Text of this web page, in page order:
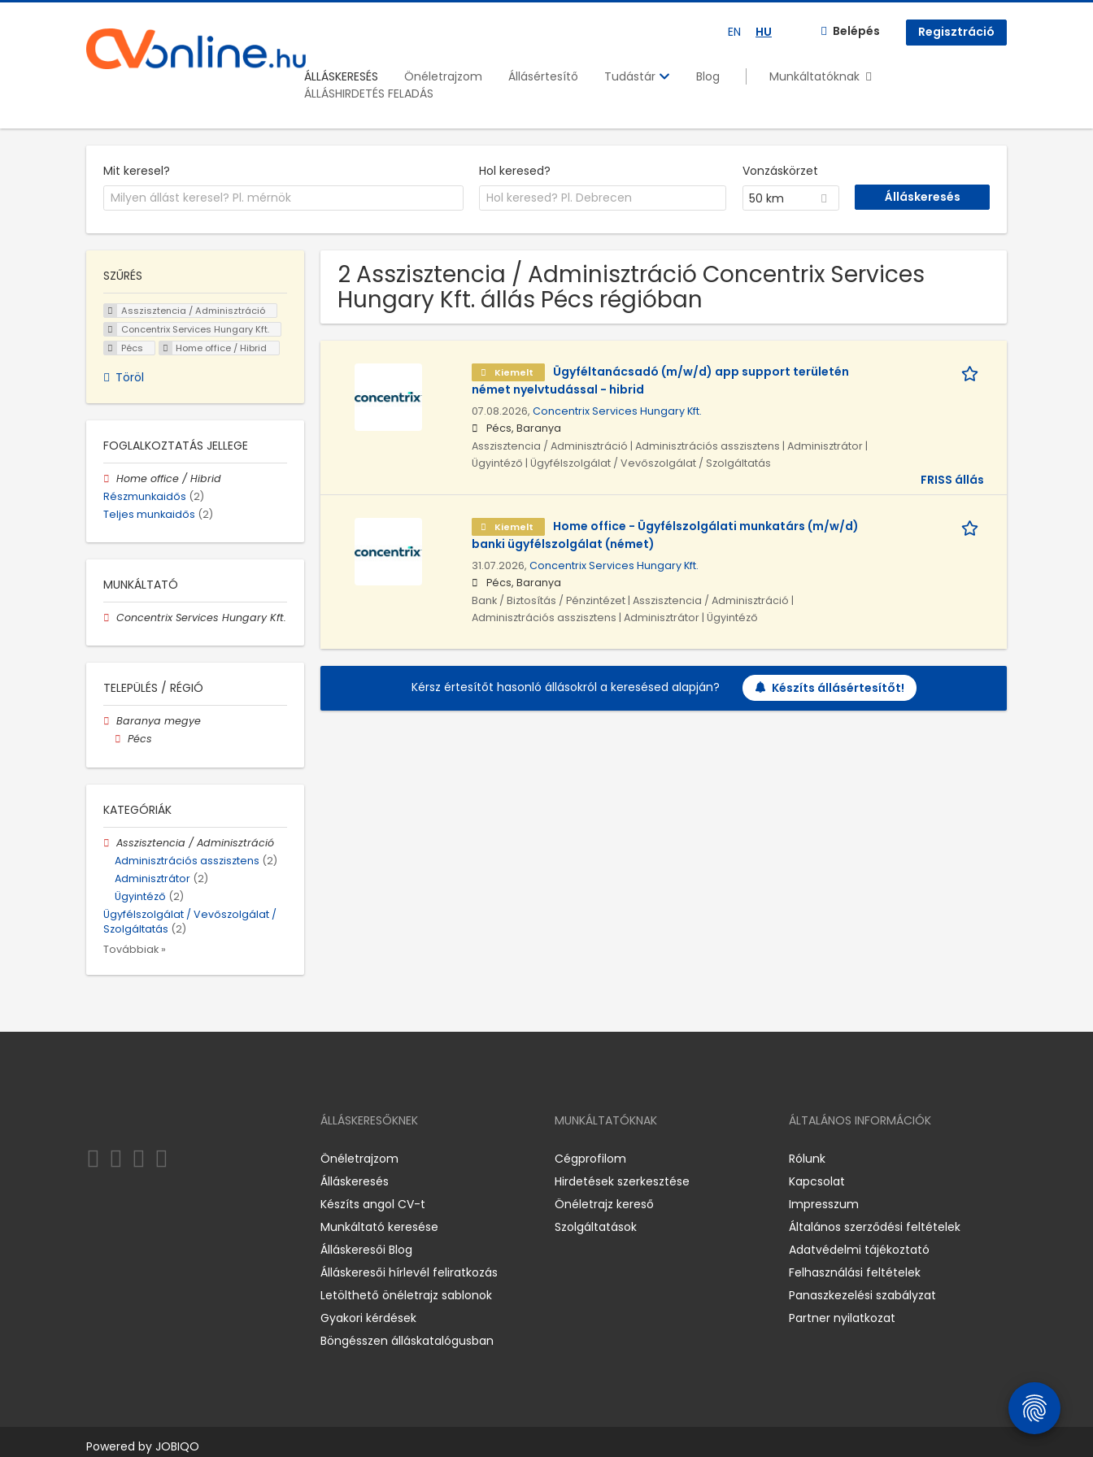
EN HU Belépés Regisztráció
ÁLLÁSKERESÉS Önéletrajzom Állásértesítő Tudástár Blog
Munkáltatóknak
ÁLLÁSHIRDETÉS FELADÁS
Mit keresel? Hol keresed?
Vonzáskörzet
50 km
2 Asszisztencia / Adminisztráció Concentrix Services
Hungary Kft. állás Pécs régióban
Kiemelt
Ügyféltanácsadó (m/w/d) app support területén
német nyelvtudással - hibrid
07.08.2026, Concentrix Services Hungary Kft.
Pécs, Baranya
Asszisztencia / Adminisztráció | Adminisztrációs asszisztens | Adminisztrátor |
Ügyintéző | Ügyfélszolgálat / Vevőszolgálat / Szolgáltatás
FRISS állás
Kiemelt
Home office - Ügyfélszolgálati munkatárs (m/w/d)
banki ügyfélszolgálat (német)
31.07.2026, Concentrix Services Hungary Kft.
Pécs, Baranya
Bank / Biztosítás / Pénzintézet | Asszisztencia / Adminisztráció |
Adminisztrációs asszisztens | Adminisztrátor | Ügyintéző
Kérsz értesítőt hasonló állásokról a keresésed alapján? Készíts állásértesítőt!
SZŰRÉS
Asszisztencia / Adminisztráció
Concentrix Services Hungary Kft.
Pécs
Home office / Hibrid
Töröl
FOGLALKOZTATÁS JELLEGE
Home office / Hibrid
Részmunkaidős (2)
Teljes munkaidős (2)
MUNKÁLTATÓ
Concentrix Services Hungary Kft.
TELEPÜLÉS / RÉGIÓ
Baranya megye
Pécs
KATEGÓRIÁK
Asszisztencia / Adminisztráció
Adminisztrációs asszisztens (2)
Adminisztrátor (2)
Ügyintéző (2)
Ügyfélszolgálat / Vevőszolgálat /
Szolgáltatás (2)
Továbbiak »
ÁLLÁSKERESŐKNEK
Önéletrajzom
Álláskeresés
Készíts angol CV-t
Munkáltató keresése
Álláskeresői Blog
Álláskeresői hírlevél feliratkozás
Letölthető önéletrajz sablonok
Gyakori kérdések
Böngésszen álláskatalógusban
MUNKÁLTATÓKNAK
Cégprofilom
Hirdetések szerkesztése
Önéletrajz kereső
Szolgáltatások
ÁLTALÁNOS INFORMÁCIÓK
Rólunk
Kapcsolat
Impresszum
Általános szerződési feltételek
Adatvédelmi tájékoztató
Felhasználási feltételek
Panaszkezelési szabályzat
Partner nyilatkozat
Powered by JOBIQO